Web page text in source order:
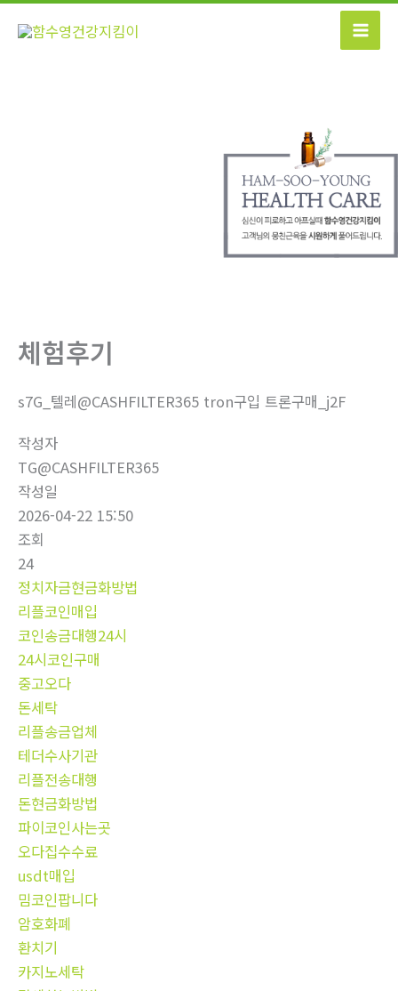
콘
체험후기
s7G_텔레@CASHFILTER365 tron구입 트론구매_j2F
작성자
TG@CASHFILTER365
작성일
2026-04-22 15:50
조회
24
정치자금현금화방법
리플코인매입
코인송금대행24시
24시코인구매
중고오다
돈세탁
리플송금업체
테더수사기관
리플전송대행
돈현금화방법
파이코인사는곳
오다집수수료
usdt매입
밈코인팝니다
암호화폐
환치기
카지노세탁